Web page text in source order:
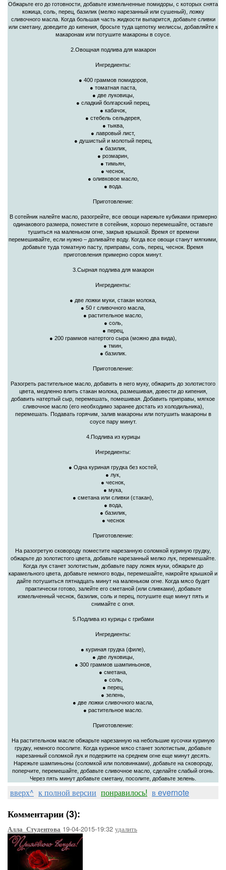
Обжарьте его до готовности, добавьте измельченные помидоры, с которых снята
кожица, соль, перец, базилик (мелко нарезанный или сушеный), ложку
сливочного масла. Когда большая часть жидкости выпарится, добавьте сливки
или сметану, доведите до кипения, бросьте туда щепотку мелиссы, добавляйте к
макаронам или потушите макароны в соусе.
2.Овощная подлива для макарон
Ингредиенты:
● 400 граммов помидоров,
● томатная паста,
● две луковицы,
● сладкий болгарский перец,
● кабачок,
● стебель сельдерея,
● тыква,
● лавровый лист,
● душистый и молотый перец,
● базилик,
● розмарин,
● тимьян,
● чеснок,
● оливковое масло,
● вода.
Приготовление:
В сотейник налейте масло, разогрейте, все овощи нарежьте кубиками примерно
одинакового размера, поместите в сотейник, хорошо перемешайте, оставьте
тушиться на маленьком огне, закрыв крышкой. Время от времени
перемешивайте, если нужно – доливайте воду. Когда все овощи станут мягкими,
добавьте туда томатную пасту, приправы, соль, перец, чеснок. Время
приготовления примерно сорок минут.
3.Сырная подлива для макарон
Ингредиенты:
● две ложки муки, стакан молока,
● 50 г сливочного масла,
● растительное масло,
● соль,
● перец,
● 200 граммов натертого сыра (можно два вида),
● тмин,
● базилик.
Приготовление:
Разогреть растительное масло, добавить в него муку, обжарить до золотистого
цвета, медленно влить стакан молока, размешивая, довести до кипения,
добавить натертый сыр, перемешать, помешивая. Добавить приправы, мягкое
сливочное масло (его необходимо заранее достать из холодильника),
перемешать. Подавать горячим, залив макароны или потушить макароны в
соусе пару минут.
4.Подлива из курицы
Ингредиенты:
● Одна куриная грудка без костей,
● лук,
● чеснок,
● мука,
● сметана или сливки (стакан),
● вода,
● базилик,
● чеснок
Приготовление:
На разогретую сковороду поместите нарезанную соломкой куриную грудку,
обжарьте до золотистого цвета, добавьте нарезанный мелко лук, перемешайте.
Когда лук станет золотистым, добавьте пару ложек муки, обжарьте до
карамельного цвета, добавьте немного воды, перемешайте, накройте крышкой и
дайте потушиться пятнадцать минут на маленьком огне. Когда мясо будет
практически готово, залейте его сметаной (или сливками), добавьте
измельченный чеснок, базилик, соль и перец, потушите еще минут пять и
снимайте с огня.
5.Подлива из курицы с грибами
Ингредиенты:
● куриная грудка (филе),
● две луковицы,
● 300 граммов шампиньонов,
● сметана,
● соль,
● перец,
● зелень,
● две ложки сливочного масла,
● растительное масло.
Приготовление:
На растительном масле обжарьте нарезанную на небольшие кусочки куриную
грудку, немного посолите. Когда куриное мясо станет золотистым, добавьте
нарезанный соломкой лук и подержите на среднем огне еще минут десять.
Нарежьте шампиньоны (соломкой или половинками), добавьте на сковороду,
поперчите, перемешайте, добавьте сливочное масло, сделайте слабый огонь.
Через пять минут добавьте сметану, посолите, добавьте зелень.
вверх^ к полной версии понравилось! в evernote
Комментарии (3):
Алла_Студентова 19-04-2015-19:32 удалить